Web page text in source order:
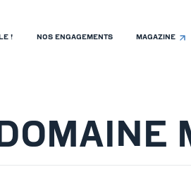
! NOS ENGAGEMENTS MAGAZINE